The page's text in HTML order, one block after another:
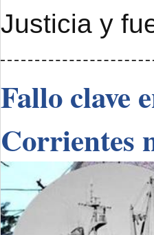
Justicia y
Fallo clave
Corrientes